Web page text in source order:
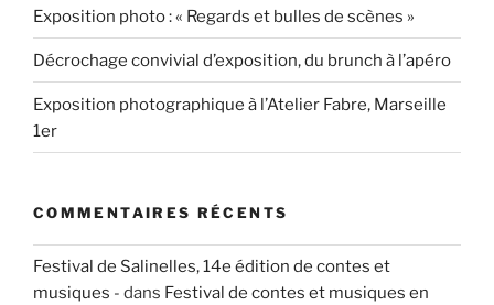
Exposition photo : « Regards et bulles de scènes »
Décrochage convivial d’exposition, du brunch à l’apéro
Exposition photographique à l’Atelier Fabre, Marseille
1er
COMMENTAIRES RÉCENTS
Festival de Salinelles, 14e édition de contes et
musiques - dans Festival de contes et musiques en